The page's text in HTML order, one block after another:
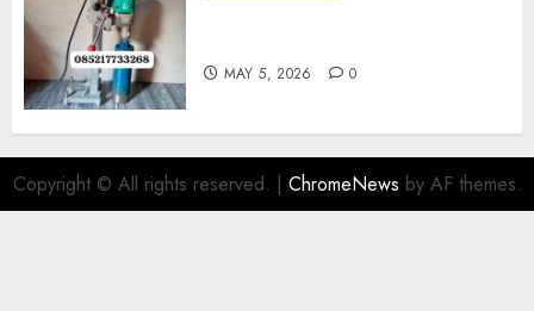
MAY 5, 2026 0
Copyright © All rights reserved. | ChromeNews by AF themes.